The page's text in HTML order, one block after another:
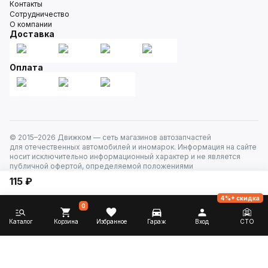
115 ₽
Контакты
Сотрудничество
О компании
Доставка
Оплата
© 2015–2026 Движком — сеть магазинов автозапчастей
для отечественных автомобилей и иномарок. Информация на сайте
носит исключительно информационный характер и не является
публичной офертой, определяемой положениями
Каталог Корзина
0
Избранное Гараж Вход СТО
4%+ скидка